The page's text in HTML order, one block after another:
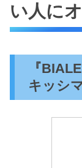
い人に
『
キッシマ